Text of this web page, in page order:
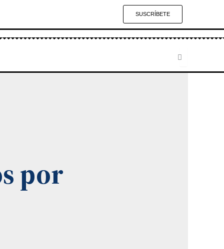
SUSCRÍBETE
por